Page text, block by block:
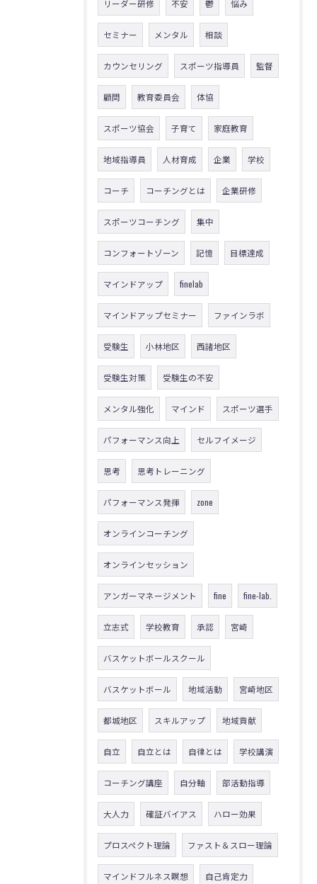
リーダー研修 不安 鬱 悩み
セミナー メンタル 相談
カウンセリング スポーツ指導員 監督
顧問 教育委員会 体協
スポーツ協会 子育て 家庭教育
地域指導員 人材育成 企業 学校
コーチ コーチングとは 企業研修
スポーツコーチング 集中
コンフォートゾーン 記憶 目標達成
マインドアップ finelab
マインドアップセミナー ファインラボ
受験生 小林地区 西諸地区
受験生対策 受験生の不安
メンタル強化 マインド スポーツ選手
パフォーマンス向上 セルフイメージ
思考 思考トレーニング
パフォーマンス発揮 zone
オンラインコーチング
オンラインセッション
アンガーマネージメント fine fine-lab.
立志式 学校教育 承認 宮崎
バスケットボールスクール
バスケットボール 地域活動 宮崎地区
都城地区 スキルアップ 地域貢献
自立 自立とは 自律とは 学校講演
コーチング講座 自分軸 部活動指導
大人力 確証バイアス ハロー効果
プロスペクト理論 ファスト＆スロー理論
マインドフルネス瞑想 自己肯定力